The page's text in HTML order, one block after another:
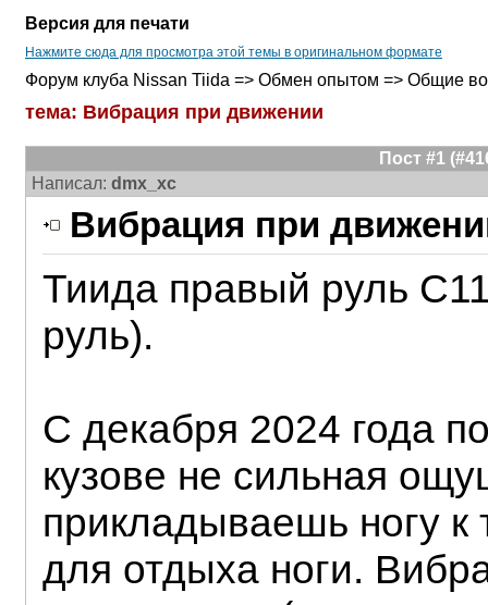
Версия для печати
Нажмите сюда для просмотра этой темы в оригинальном формате
Форум клуба Nissan Tiida => Обмен опытом => Общие
тема: Вибрация при движении
Пост #1
Написал: dmx_xc
Вибрация при
Тиида правый руль
руль).
С декабря 2024 года
кузове не сильная
прикладываешь ногу
для отдыха ноги.